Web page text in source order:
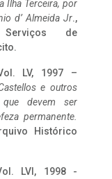
Ilha Terceira, por
d’ Almeida Jr.,
de
LV, 1997 –
e outros
devem ser
permanente.
Histórico
LVI, 1998 -